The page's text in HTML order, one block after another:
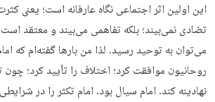
این اولین اثر اجتماعی نگاه عارفانه است؛ یعنی
تضادی نمی‌بیند؛ بلکه تفاهمی می‌بیند و معتقد
می‌توان به توحید رسید. لذا من بارها گفته‌ام که
روحانیون موافقت کرد؛ اختلاف را تأیید کرد؛
نهادینه کند. امام سیال بود. امام تکثر را در